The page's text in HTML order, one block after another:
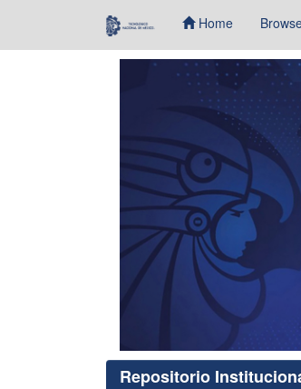
Home
Repositorio